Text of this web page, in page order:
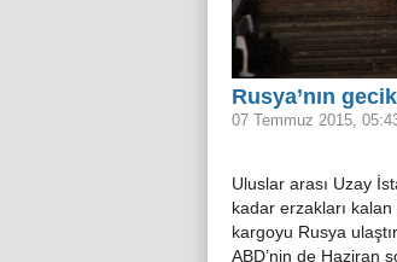
Rusya’nın
07 Temmuz 2015,
Uluslar arası Uzay
kadar erzakları
kargoyu Rusya
ABD’nin de Haziran